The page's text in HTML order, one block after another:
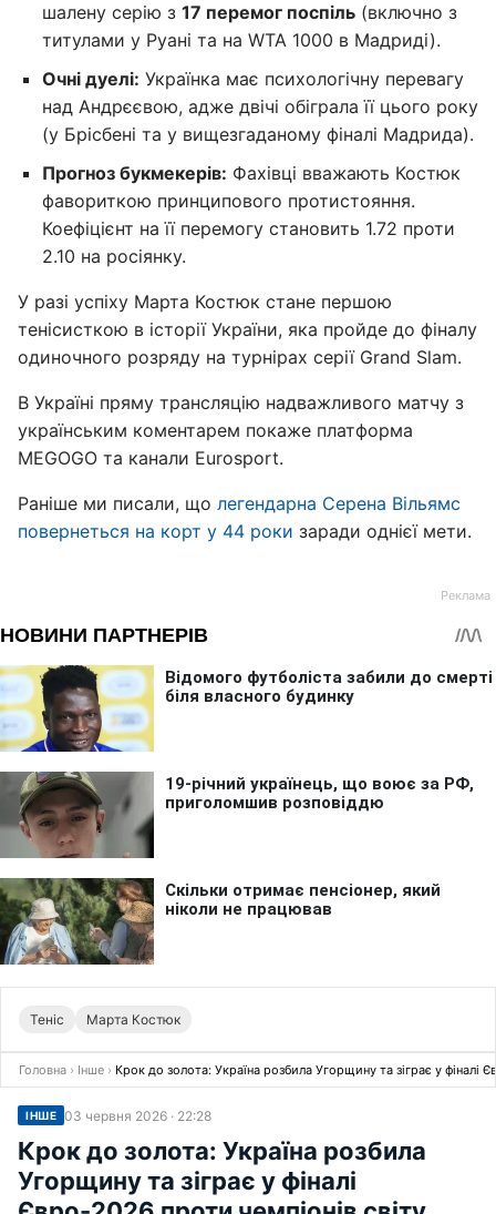
шалену серію з 17 перемог поспіль (включно з
титулами у Руані та на WTA 1000 в Мадриді).
Очні дуелі: Українка має психологічну перевагу
над Андрєєвою, адже двічі обіграла її цього року
(у Брісбені та у вищезгаданому фіналі Мадрида).
Прогноз букмекерів: Фахівці вважають Костюк
фавориткою принципового протистояння.
Коефіцієнт на її перемогу становить 1.72 проти
2.10 на росіянку.
У разі успіху Марта Костюк стане першою
тенісисткою в історії України, яка пройде до фіналу
одиночного розряду на турнірах серії Grand Slam.
В Україні пряму трансляцію надважливого матчу з
українським коментарем покаже платформа
MEGOGO та канали Eurosport.
Раніше ми писали, що легендарна Серена Вільямс
повернеться на корт у 44 роки заради однієї мети.
Теніс Марта Костюк
Головна › Інше › Крок до золота: Україна розбила Угорщину та зіграє у фіналі
ІНШЕ 03 червня 2026 · 22:28
Крок до золота: Україна розбила
Угорщину та зіграє у фіналі